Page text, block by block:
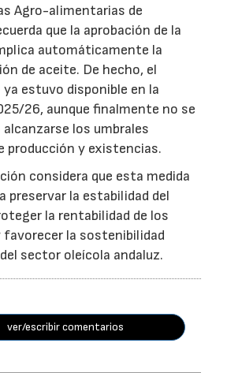
Agro-alimentarias de
que la aprobación de la
automáticamente la
de aceite. De hecho, el
estuvo disponible en la
26, aunque finalmente no se
los umbrales
producción y existencias.
considera que esta medida
preservar la estabilidad del
la rentabilidad de los
favorecer la sostenibilidad
sector oleícola andaluz.
ver/escribir comentarios